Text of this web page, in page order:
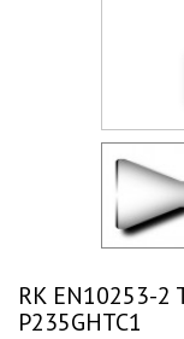
RK EN10253-2
P235GHTC1